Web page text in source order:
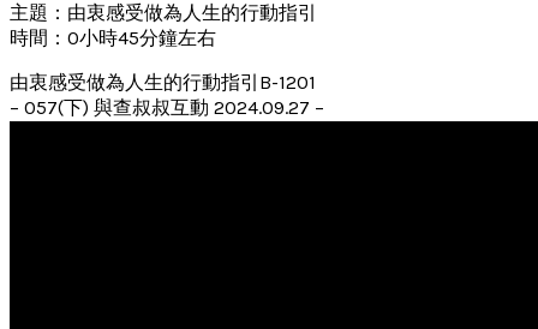
主題：由衷感受做為人生的行動指引
時間：0小時45分鐘左右
由衷感受做為人生的行動指引B-1201
– 057(下) 與查叔叔互動 2024.09.27 –